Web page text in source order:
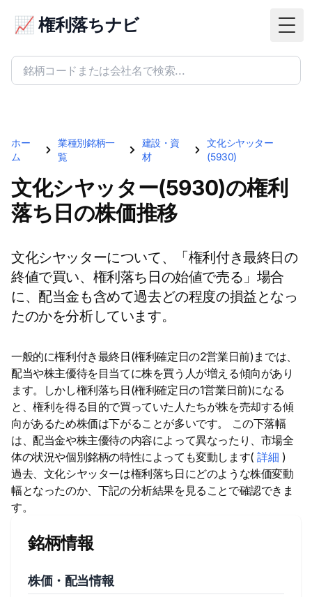
📈 権利落ちナビ
ホー
ム
業種別銘柄一
覧
建設・資
材
文化シヤッター
(5930)
文化シヤッター(5930)の権利
落ち日の株価推移
文化シヤッターについて、「権利付き最終日の
終値で買い、権利落ち日の始値で売る」場合
に、配当金も含めて過去どの程度の損益となっ
たのかを分析しています。
一般的に権利付き最終日(権利確定日の2営業日前)までは、
配当や株主優待を目当てに株を買う人が増える傾向があり
ます。しかし権利落ち日(権利確定日の1営業日前)になる
と、権利を得る目的で買っていた人たちが株を売却する傾
向があるため株価は下がることが多いです。 この下落幅
は、配当金や株主優待の内容によって異なったり、市場全
体の状況や個別銘柄の特性によっても変動します(詳細 )
過去、文化シヤッターは権利落ち日にどのような株価変動
幅となったのか、下記の分析結果を見ることで確認できま
す。
銘柄情報
株価・配当情報